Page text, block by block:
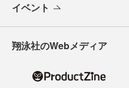
イベント
翔泳社のWebメディア